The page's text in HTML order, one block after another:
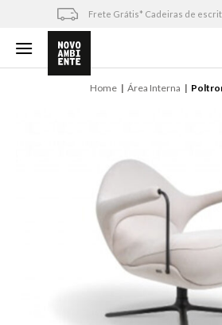
content
Frete Grátis* Cadeiras de
Home Área Interna